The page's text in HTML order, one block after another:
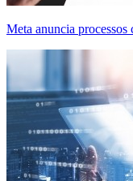
Meta anuncia